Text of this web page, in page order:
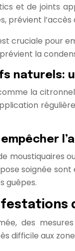
et de joints
prévient
cruciale pour
la
naturels:
la
moustiquaires
soignée
guêpes.
des
difficile aux